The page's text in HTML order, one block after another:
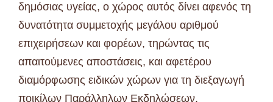
δημόσιας υγείας, ο χώρος αυτός δίνει αφενός τη
δυνατότητα συμμετοχής μεγάλου αριθμού
επιχειρήσεων και φορέων, τηρώντας τις
απαιτούμενες αποστάσεις, και αφετέρου
διαμόρφωσης ειδικών χώρων για τη διεξαγωγή
ποικίλων Παράλληλων Εκδηλώσεων,